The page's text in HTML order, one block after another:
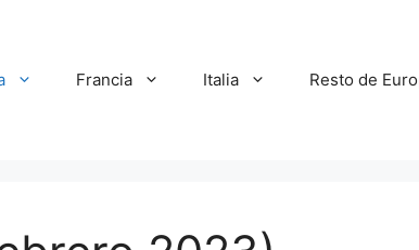
Francia Italia Resto de